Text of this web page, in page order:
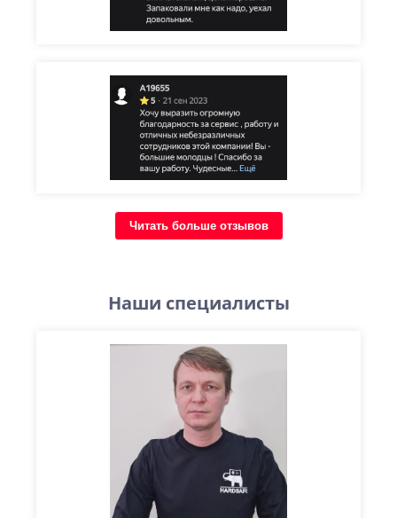
Читать больше отзывов
Наши специалисты